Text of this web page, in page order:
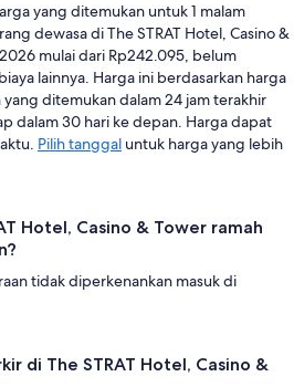
yang ditemukan untuk 1 malam
dewasa di The STRAT Hotel, Casino &
mulai dari Rp242.095, belum
lainnya. Harga ini berdasarkan harga
ditemukan dalam 24 jam terakhir
dalam 30 hari ke depan. Harga dapat
Pilih tanggal untuk harga yang lebih
Hotel, Casino & Tower ramah
tidak diperkenankan masuk di
di The STRAT Hotel, Casino &